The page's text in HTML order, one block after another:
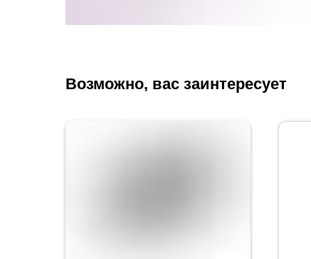
Возможно, вас заинтересует